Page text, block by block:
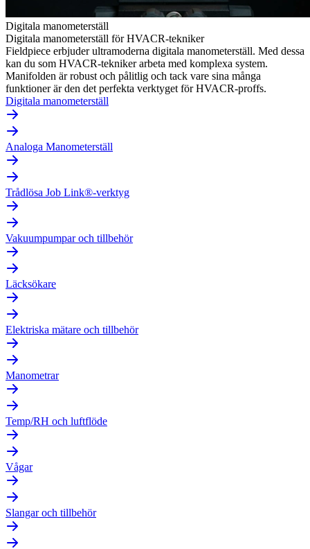
Digitala manometerställ
Digitala manometerställ för HVACR-tekniker
Fieldpiece erbjuder ultramoderna digitala manometerställ. Med dessa
kan du som HVACR-tekniker arbeta med komplexa system.
Manifolden är robust och pålitlig och tack vare sina många
funktioner är den det perfekta verktyget för HVACR-proffs.
Digitala manometerställ
Analoga Manometerställ
Trådlösa Job Link®-verktyg
Vakuumpumpar och tillbehör
Läcksökare
Elektriska mätare och tillbehör
Manometrar
Temp/RH och luftflöde
Vågar
Slangar och tillbehör